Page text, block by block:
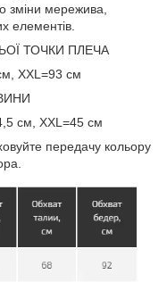
зміни мережива,
елементів.
ТОЧКИ ПЛЕЧА
XXL=93 см
см, XXL=45 см
передачу кольору